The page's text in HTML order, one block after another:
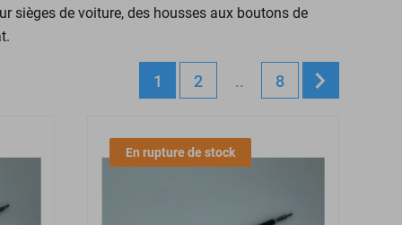
sièges de voiture, des housses aux boutons de
1 2 .. 8
En rupture de stock